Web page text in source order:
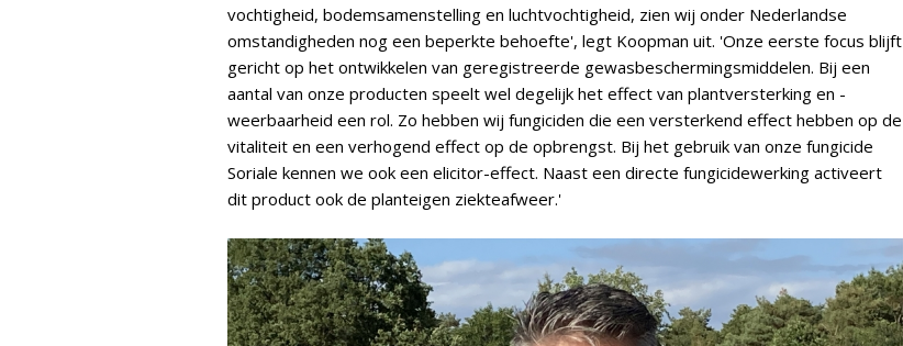
vochtigheid, bodemsamenstelling en luchtvochtigheid, zien wij onder Nederlandse
omstandigheden nog een beperkte behoefte', legt Koopman uit. 'Onze eerste focus blijft
gericht op het ontwikkelen van geregistreerde gewasbeschermingsmiddelen. Bij een
aantal van onze producten speelt wel degelijk het effect van plantversterking en -
weerbaarheid een rol. Zo hebben wij fungiciden die een versterkend effect hebben op de
vitaliteit en een verhogend effect op de opbrengst. Bij het gebruik van onze fungicide
Soriale kennen we ook een elicitor-effect. Naast een directe fungicidewerking activeert
dit product ook de planteigen ziekteafweer.'